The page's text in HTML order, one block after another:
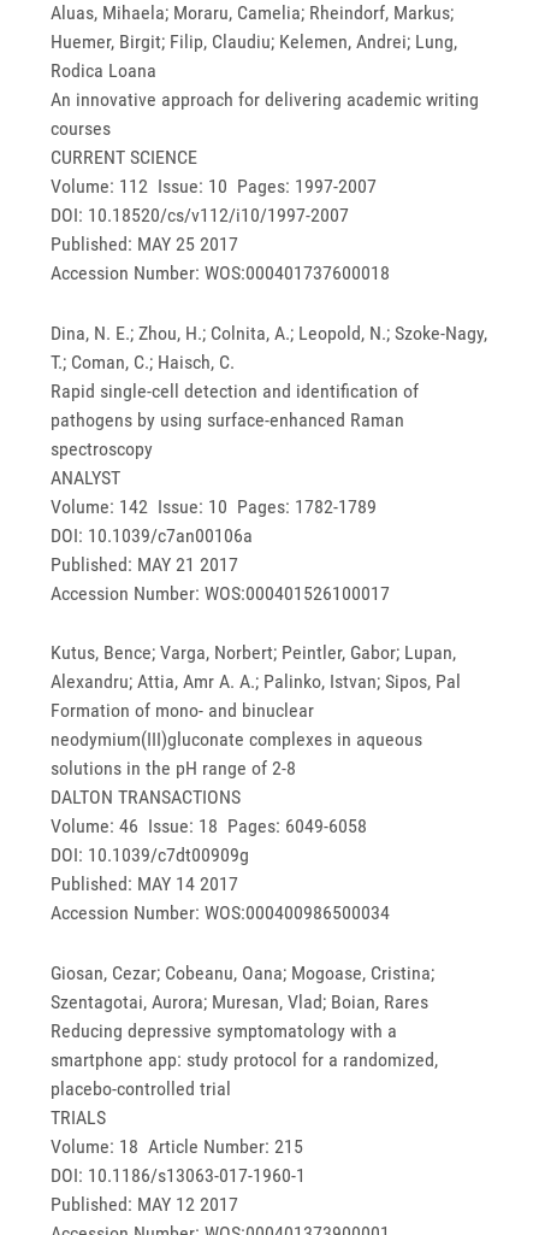
Aluas, Mihaela; Moraru, Camelia; Rheindorf, Markus;
Huemer, Birgit; Filip, Claudiu; Kelemen, Andrei; Lung,
Rodica Loana
An innovative approach for delivering academic writing
courses
CURRENT SCIENCE
Volume: 112 Issue: 10 Pages: 1997-2007
DOI: 10.18520/cs/v112/i10/1997-2007
Published: MAY 25 2017
Accession Number: WOS:000401737600018
Dina, N. E.; Zhou, H.; Colnita, A.; Leopold, N.; Szoke-Nagy,
T.; Coman, C.; Haisch, C.
Rapid single-cell detection and identification of
pathogens by using surface-enhanced Raman
spectroscopy
ANALYST
Volume: 142 Issue: 10 Pages: 1782-1789
DOI: 10.1039/c7an00106a
Published: MAY 21 2017
Accession Number: WOS:000401526100017
Kutus, Bence; Varga, Norbert; Peintler, Gabor; Lupan,
Alexandru; Attia, Amr A. A.; Palinko, Istvan; Sipos, Pal
Formation of mono- and binuclear
neodymium(III)gluconate complexes in aqueous
solutions in the pH range of 2-8
DALTON TRANSACTIONS
Volume: 46 Issue: 18 Pages: 6049-6058
DOI: 10.1039/c7dt00909g
Published: MAY 14 2017
Accession Number: WOS:000400986500034
Giosan, Cezar; Cobeanu, Oana; Mogoase, Cristina;
Szentagotai, Aurora; Muresan, Vlad; Boian, Rares
Reducing depressive symptomatology with a
smartphone app: study protocol for a randomized,
placebo-controlled trial
TRIALS
Volume: 18 Article Number: 215
DOI: 10.1186/s13063-017-1960-1
Published: MAY 12 2017